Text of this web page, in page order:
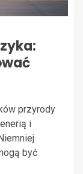
przyrody
i
być